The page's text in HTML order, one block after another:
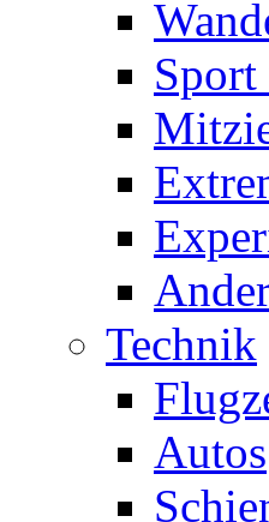
Technik
Autos